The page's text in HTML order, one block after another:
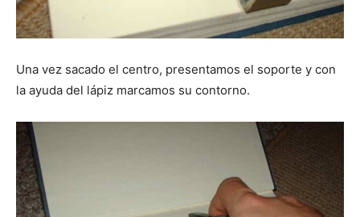
Una vez sacado el centro, presentamos el soporte y con
la ayuda del lápiz marcamos su contorno.